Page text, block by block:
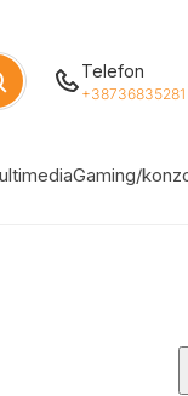
Telefon
+38736835281
Gaming/